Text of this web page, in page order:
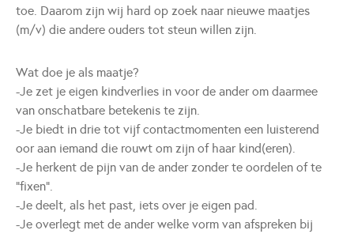
toe. Daarom zijn wij hard op zoek naar nieuwe maatjes
(m/v) die andere ouders tot steun willen zijn.
Wat doe je als maatje?
-Je zet je eigen kindverlies in voor de ander om daarmee
van onschatbare betekenis te zijn.
-Je biedt in drie tot vijf contactmomenten een luisterend
oor aan iemand die rouwt om zijn of haar kind(eren).
-Je herkent de pijn van de ander zonder te oordelen of te
“fixen”.
-Je deelt, als het past, iets over je eigen pad.
-Je overlegt met de ander welke vorm van afspreken bij